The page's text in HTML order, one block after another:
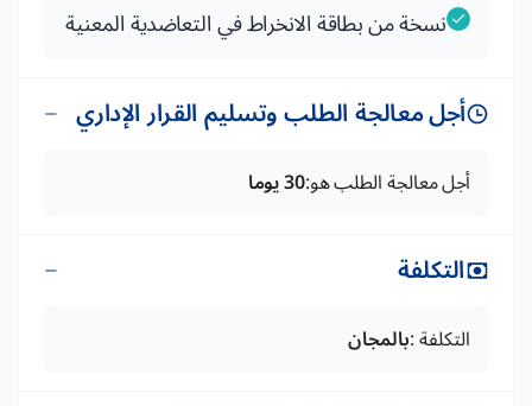
نسخة من بطاقة الانخراط في التعاضدية المعنية
أجل معالجة الطلب وتسليم القرار الإداري
أجل معالجة الطلب هو:30 يوما
التكلفة
التكلفة :بالمجان